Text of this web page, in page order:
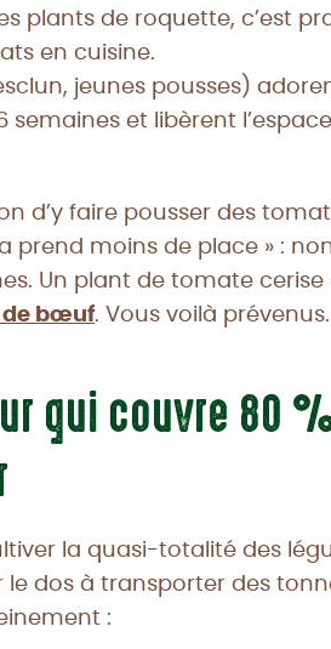
plants de roquette, c’est
en cuisine.
jeunes pousses)
semaines et libèrent
d’y faire pousser des
prend moins de place » :
Un plant de tomate
bœuf. Vous voilà prévenus.
qui couvre 80
la quasi-totalité des
le dos à transporter des
: